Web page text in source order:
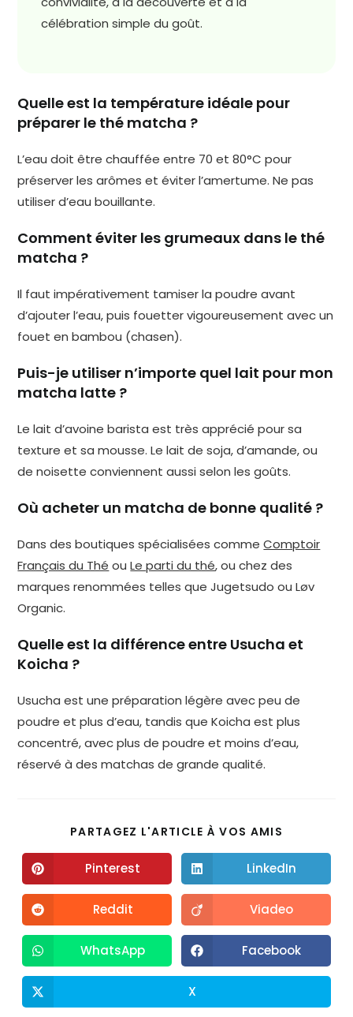
célébration simple du goût.
Quelle est la température idéale pour
préparer le thé matcha ?
L’eau doit être chauffée entre 70 et 80°C pour
préserver les arômes et éviter l’amertume. Ne pas
utiliser d’eau bouillante.
Comment éviter les grumeaux dans le thé
matcha ?
Il faut impérativement tamiser la poudre avant
d’ajouter l’eau, puis fouetter vigoureusement avec un
fouet en bambou (chasen).
Puis-je utiliser n’importe quel lait pour mon
matcha latte ?
Le lait d’avoine barista est très apprécié pour sa
texture et sa mousse. Le lait de soja, d’amande, ou
de noisette conviennent aussi selon les goûts.
Où acheter un matcha de bonne qualité ?
Dans des boutiques spécialisées commeComptoir
Français du Thé ouLe parti du thé, ou chez des
marques renommées telles que Jugetsudo ou Løv
Organic.
Quelle est la différence entre Usucha et
Koicha ?
Usucha est une préparation légère avec peu de
poudre et plus d’eau, tandis que Koicha est plus
concentré, avec plus de poudre et moins d’eau,
réservé à des matchas de grande qualité.
PARTAGEZ L'ARTICLE À VOS AMIS
Pinterest LinkedIn
Reddit Viadeo
WhatsApp Facebook
X